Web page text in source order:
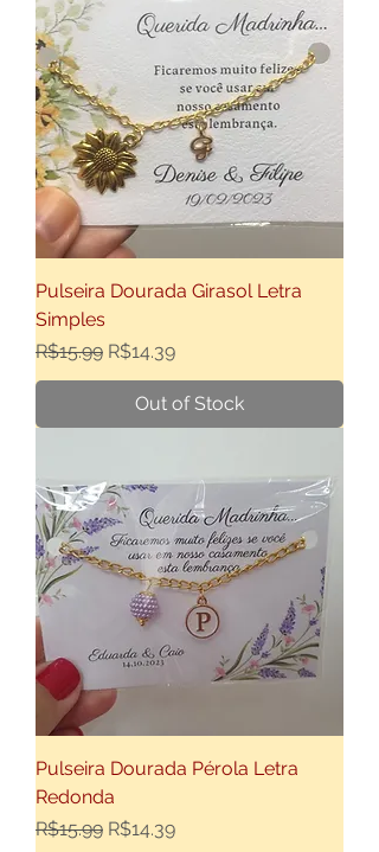
Pulseira Dourada Girasol Letra
Simples
Regular Price
R$15.99 Sale Price
R$14.39
Out of Stock
Pulseira Dourada Pérola Letra
Redonda
Regular Price
R$15.99 Sale Price
R$14.39